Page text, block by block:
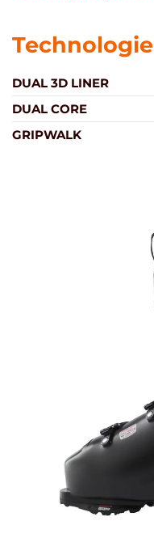
Technologie
DUAL 3D LINER
DUAL CORE
GRIPWALK